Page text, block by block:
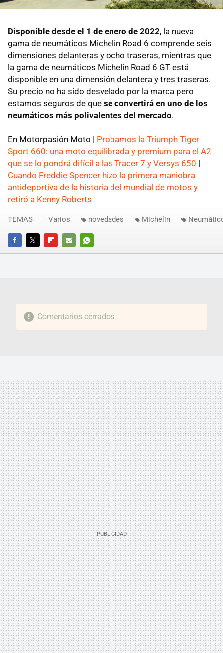
Disponible desde el 1 de enero de 2022, la nueva
gama de neumáticos Michelin Road 6 comprende seis
dimensiones delanteras y ocho traseras, mientras que
la gama de neumáticos Michelin Road 6 GT está
disponible en una dimensión delantera y tres traseras.
Su precio no ha sido desvelado por la marca pero
estamos seguros de que se convertirá en uno de los
neumáticos más polivalentes del mercado.
En Motorpasión Moto | Probamos la Triumph Tiger
Sport 660: una moto equilibrada y premium para el A2
que se lo pondrá difícil a las Tracer 7 y Versys 650 |
Cuando Freddie Spencer hizo la primera maniobra
antideportiva de la historia del mundial de motos y
retiró a Kenny Roberts
FACEBOOKTWITTERFLIPBOARD
E-
WHATSAPP
TEMAS Varios novedades Michelin
Comentarios cerrados